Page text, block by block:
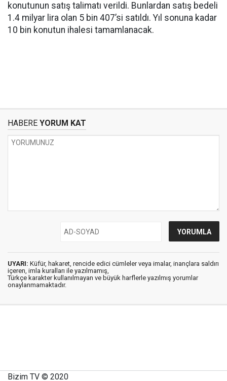
konutunun satış talimatı verildi. Bunlardan satış bedeli
1.4 milyar lira olan 5 bin 407’si satıldı. Yıl sonuna kadar
10 bin konutun ihalesi tamamlanacak.
HABERE YORUM KAT
UYARI: Küfür, hakaret, rencide edici cümleler veya imalar, inançlara saldırı
içeren, imla kuralları ile yazılmamış,
Türkçe karakter kullanılmayan ve büyük harflerle yazılmış yorumlar
onaylanmamaktadır.
Bizim TV © 2020